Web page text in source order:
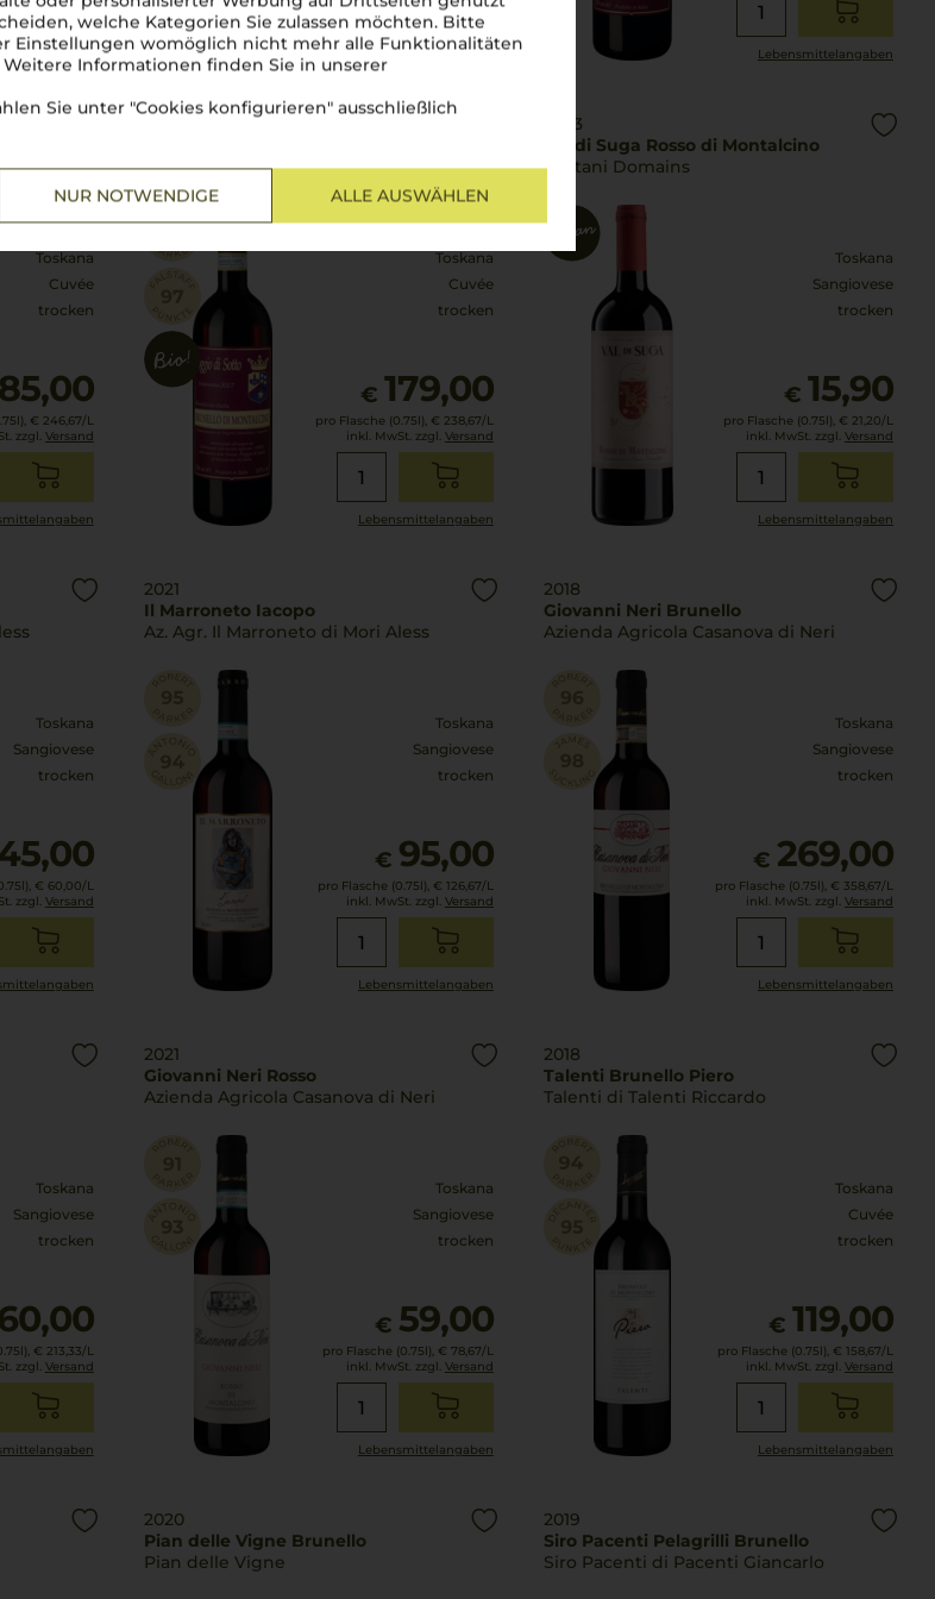
welche Kategorien Sie zulassen möchten. Bitte
Einstellungen womöglich nicht mehr alle Funktionalitäten
Informationen finden Sie in unserer
Sie unter "Cookies konfigurieren" ausschließlich
NUR NOTWENDIGE ALLE AUSWÄHLEN
Lebensmittel­angaben Lebensmittel­angaben
Toskana
Cuvée
trocken
€ 246,67/L
zzgl. Versand
Poggio di Sotto
Toskana
Cuvée
trocken
€ 179,00
pro Flasche (0.75l), € 238,67/L
inkl. MwSt. zzgl. Versand
Lebensmittel­angaben
2023
Val di Suga Rosso di Montalcino
Bertani Domains
Toskana
Sangiovese
trocken
€ 15,90
pro Flasche (0.75l), € 21,20/L
inkl. MwSt. zzgl. Versand
Lebensmittel­angaben
Toskana
Sangiovese
trocken
€ 60,00/L
zzgl. Versand
2021
Il Marroneto Iacopo
Az. Agr. Il Marroneto di Mori Aless
Toskana
Sangiovese
trocken
€ 95,00
pro Flasche (0.75l), € 126,67/L
inkl. MwSt. zzgl. Versand
Lebensmittel­angaben
2018
Giovanni Neri Brunello
Azienda Agricola Casanova di Neri
Toskana
Sangiovese
trocken
€ 269,00
pro Flasche (0.75l), € 358,67/L
inkl. MwSt. zzgl. Versand
Lebensmittel­angaben
Toskana
Sangiovese
trocken
€ 213,33/L
zzgl. Versand
2021
Giovanni Neri Rosso
Azienda Agricola Casanova di Neri
Toskana
Sangiovese
trocken
€ 59,00
pro Flasche (0.75l), € 78,67/L
inkl. MwSt. zzgl. Versand
Lebensmittel­angaben
2018
Talenti Brunello Piero
Talenti di Talenti Riccardo
Toskana
Cuvée
trocken
€ 119,00
pro Flasche (0.75l), € 158,67/L
inkl. MwSt. zzgl. Versand
Lebensmittel­angaben
2020
Pian delle Vigne Brunello
Pian delle Vigne
2019
Siro Pacenti Pelagrilli Brunello
Siro Pacenti di Pacenti Giancarlo